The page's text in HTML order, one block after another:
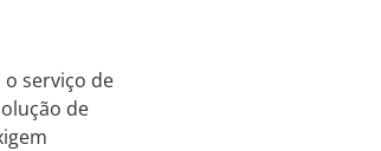
serviço de
de